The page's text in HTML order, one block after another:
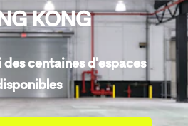
KONG
centaines d'espaces